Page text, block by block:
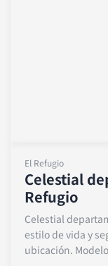
El Refugio
Celestial
Refugio
Celestial
estilo de vida y
ubicación.